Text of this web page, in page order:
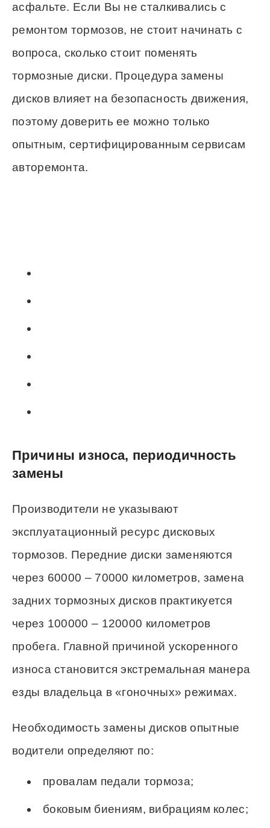
асфальте. Если Вы не сталкивались с
ремонтом тормозов, не стоит начинать с
вопроса, сколько стоит поменять
тормозные диски. Процедура замены
дисков влияет на безопасность движения,
поэтому доверить ее можно только
опытным, сертифицированным сервисам
авторемонта.
Причины износа, периодичность
замены
Производители не указывают
эксплуатационный ресурс дисковых
тормозов. Передние диски заменяются
через 60000 – 70000 километров, замена
задних тормозных дисков практикуется
через 100000 – 120000 километров
пробега. Главной причиной ускоренного
износа становится экстремальная манера
езды владельца в «гоночных» режимах.
Необходимость замены дисков опытные
водители определяют по:
провалам педали тормоза;
боковым биениям, вибрациям колес;